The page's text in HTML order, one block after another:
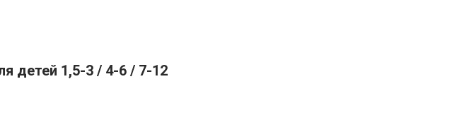
детей 1,5-3 / 4-6 / 7-12